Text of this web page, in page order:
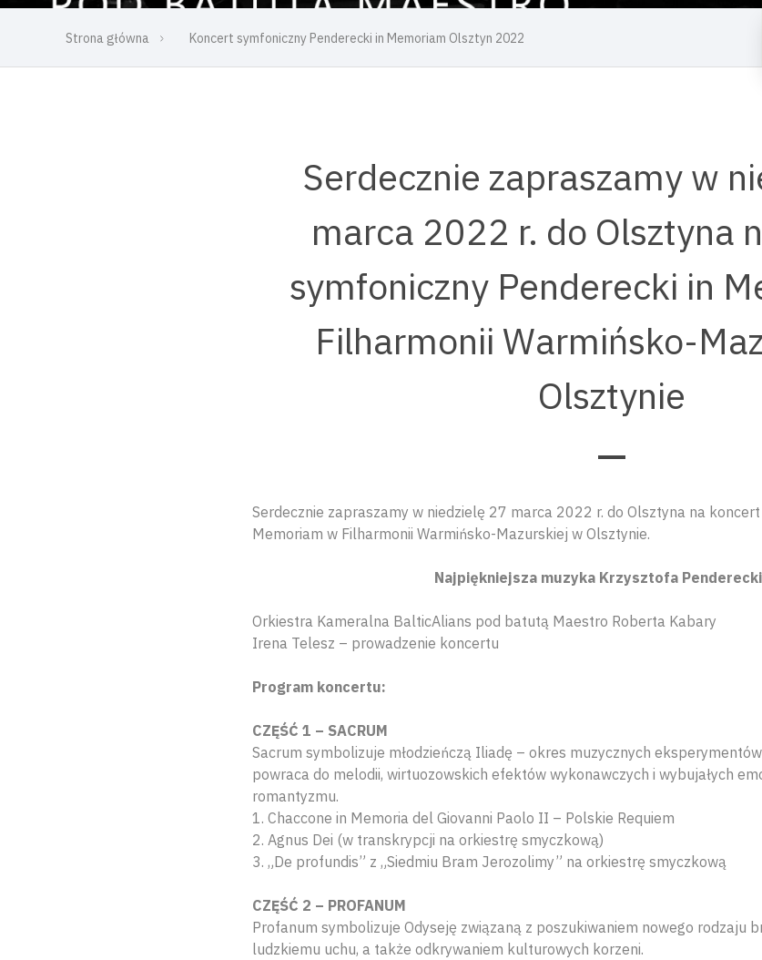
Strona główna Koncert symfoniczny Penderecki in Memoriam Olsztyn 2022
Serdecznie zapraszamy w
marca 2022 r. do Olsztyna
symfoniczny Penderecki in
Filharmonii Warmińsko-
Olsztynie
Serdecznie zapraszamy w niedzielę 27 marca 2022 r. do Olsztyna na
Memoriam w Filharmonii Warmińsko-Mazurskiej w Olsztynie.
Najpiękniejsza muzyka Krzysztofa
Orkiestra Kameralna BalticAlians pod batutą Maestro Roberta Kabary
Irena Telesz – prowadzenie koncertu
Program koncertu:
CZĘŚĆ 1 – SACRUM
Sacrum symbolizuje młodzieńczą Iliadę – okres muzycznych
powraca do melodii, wirtuozowskich efektów wykonawczych i wybujałych
romantyzmu.
1. Chaccone in Memoria del Giovanni Paolo II – Polskie Requiem
2. Agnus Dei (w transkrypcji na orkiestrę smyczkową)
3. „De profundis” z „Siedmiu Bram Jerozolimy” na orkiestrę smyczkową
CZĘŚĆ 2 – PROFANUM
Profanum symbolizuje Odyseję związaną z poszukiwaniem nowego rodzaju
ludzkiemu uchu, a także odkrywaniem kulturowych korzeni.